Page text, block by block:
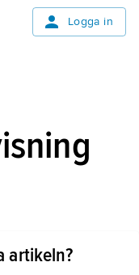
Logga in
artikeln?